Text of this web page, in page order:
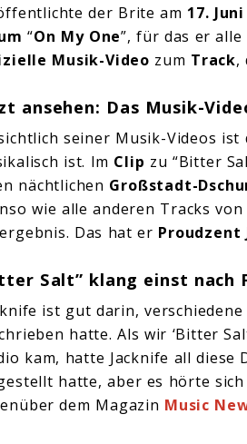
der Brite am 17.
“On My One”, für das er
Musik-Video zum Track,
ansehen: Das Musik-
seiner Musik-Videos
ist. Im Clip zu “Bitter
nächtlichen Großstadt-
wie alle anderen Tracks
Das hat er Proudzent
Salt” klang einst nach
ist gut darin, verschiedene
hatte. Als wir ‘Bitter
kam, hatte Jacknife all diese
hatte, aber es hörte
dem Magazin Music